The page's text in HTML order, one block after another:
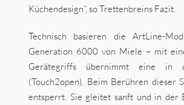
Küchendesign“, so Trettenbreins Fazit.
Technisch basieren die ArtLine-
Generation 6000 von Miele – mit
Gerätegriffs übernimmt eine in
(Touch2open). Beim Berühren dieser
entsperrt. Sie gleitet sanft und in der